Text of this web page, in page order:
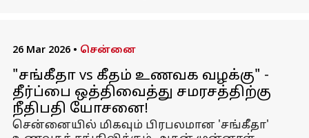
26 Mar 2026 • சென்னை
"சங்கீதா vs கீதம் உணவக வழக்கு" -
தீர்ப்பை ஒத்திவைத்து சமரசத்திற்கு
நீதிபதி யோசனை!
சென்னையில் மிகவும் பிரபலமான 'சங்கீதா'